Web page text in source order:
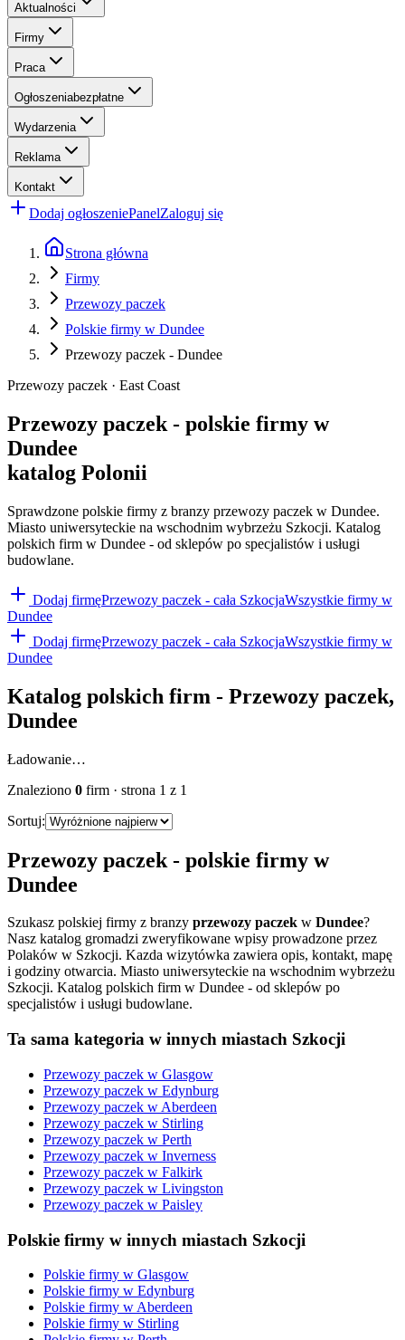
Aktualności
Firmy
Praca
Ogłoszeniabezpłatne
Wydarzenia
Reklama
Kontakt
Dodaj ogłoszeniePanelZaloguj się
Strona główna
Firmy
Przewozy paczek
Polskie firmy w Dundee
Przewozy paczek - Dundee
Przewozy paczek · East Coast
Przewozy paczek - polskie firmy w
Dundee
katalog Polonii
Sprawdzone polskie firmy z branzy przewozy paczek w Dundee.
Miasto uniwersyteckie na wschodnim wybrzeżu Szkocji. Katalog
polskich firm w Dundee - od sklepów po specjalistów i usługi
budowlane.
Dodaj firmęPrzewozy paczek - cała SzkocjaWszystkie firmy w
Dundee
Dodaj firmęPrzewozy paczek - cała SzkocjaWszystkie firmy w
Dundee
Katalog polskich firm - Przewozy paczek,
Dundee
Ładowanie…
Znaleziono 0 firm · strona 1 z 1
Sortuj:
Przewozy paczek - polskie firmy w
Dundee
Szukasz polskiej firmy z branzy przewozy paczek w Dundee?
Nasz katalog gromadzi zweryfikowane wpisy prowadzone przez
Polaków w Szkocji. Kazda wizytówka zawiera opis, kontakt, mapę
i godziny otwarcia. Miasto uniwersyteckie na wschodnim wybrzeżu
Szkocji. Katalog polskich firm w Dundee - od sklepów po
specjalistów i usługi budowlane.
Ta sama kategoria w innych miastach Szkocji
Przewozy paczek w Glasgow
Przewozy paczek w Edynburg
Przewozy paczek w Aberdeen
Przewozy paczek w Stirling
Przewozy paczek w Perth
Przewozy paczek w Inverness
Przewozy paczek w Falkirk
Przewozy paczek w Livingston
Przewozy paczek w Paisley
Polskie firmy w innych miastach Szkocji
Polskie firmy w Glasgow
Polskie firmy w Edynburg
Polskie firmy w Aberdeen
Polskie firmy w Stirling